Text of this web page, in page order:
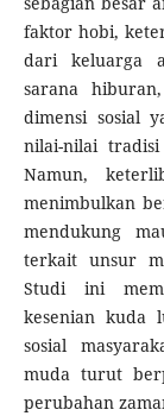
faktor hobi,
dari keluarga
sarana
dimensi sosial
nilai-nilai
Namun,
menimbulkan
mendukung
terkait unsur
Studi ini
kesenian kuda
sosial
muda turut
perubahan